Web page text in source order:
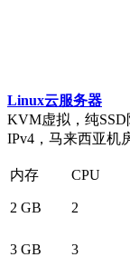
Linux云服务器
KVM虚拟，纯
IPv4，马来西亚机
内存 CPU
2 GB 2
3 GB 3